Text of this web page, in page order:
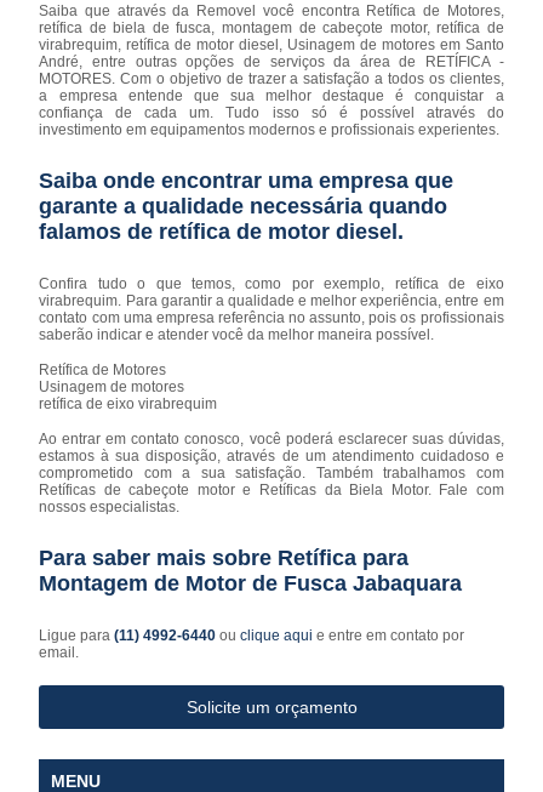
Saiba que através da Removel você encontra Retífica de Motores,
retífica de biela de fusca, montagem de cabeçote motor, retífica de
virabrequim, retífica de motor diesel, Usinagem de motores em Santo
André, entre outras opções de serviços da área de RETÍFICA -
MOTORES. Com o objetivo de trazer a satisfação a todos os clientes,
a empresa entende que sua melhor destaque é conquistar a
confiança de cada um. Tudo isso só é possível através do
investimento em equipamentos modernos e profissionais experientes.
Saiba onde encontrar uma empresa que
garante a qualidade necessária quando
falamos de retífica de motor diesel.
Confira tudo o que temos, como por exemplo, retífica de eixo
virabrequim. Para garantir a qualidade e melhor experiência, entre em
contato com uma empresa referência no assunto, pois os profissionais
saberão indicar e atender você da melhor maneira possível.
Retífica de Motores
Usinagem de motores
retífica de eixo virabrequim
Ao entrar em contato conosco, você poderá esclarecer suas dúvidas,
estamos à sua disposição, através de um atendimento cuidadoso e
comprometido com a sua satisfação. Também trabalhamos com
Retíficas de cabeçote motor e Retíficas da Biela Motor. Fale com
nossos especialistas.
Para saber mais sobre Retífica para
Montagem de Motor de Fusca Jabaquara
Ligue para(11) 4992-6440ouclique aqui e entre em contato por
email.
Solicite um orçamento
MENU